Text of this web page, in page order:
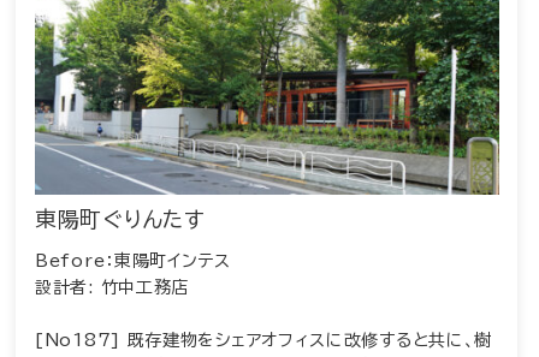
東陽町ぐりんたす
Before：東陽町インテス
設計者: 竹中工務店
[No187] 既存建物をシェアオフィスに改修すると共に、樹